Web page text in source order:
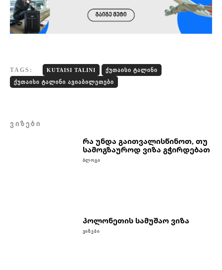
TAGS: KUTAISI TALINI
ᲥᲣᲗᲐᲘᲡᲘ ᲢᲐᲚᲘᲜᲘ
ᲥᲣᲗᲐᲘᲡᲘ ᲢᲐᲚᲘᲜᲘ ᲐᲕᲘᲐᲑᲘᲚᲔᲗᲔᲑᲘ
ᲕᲘᲖᲔᲑᲘ
რა უნდა გაითვალისწინოთ, თუ
სამოგზაუროდ ვიზა გჭირდებათ
ᲑᲚᲝᲒᲘ
პოლონეთის სამუშაო ვიზა
ᲕᲘᲖᲔᲑᲘ